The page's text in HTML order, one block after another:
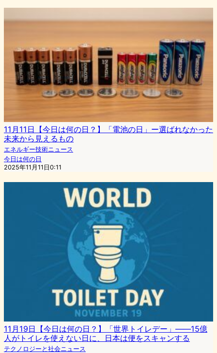
11月11日【今日は何の日？】「電池の日」ー選ばれなかった
未来から見えるもの
エネルギー技術ニュース
今日は何の日
2025年11月11日0:11
11月19日【今日は何の日？】「世界トイレデー」――15億
人がトイレを使えない日に、日本は便をスキャンする
テクノロジーと社会ニュース